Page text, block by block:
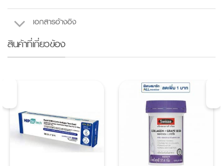
เอกสารอ้างอิง
สินค้าที่เกี่ยวข้อง